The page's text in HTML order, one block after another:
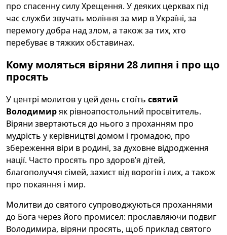
про спасенну силу Хрещення. У деяких церквах під
час служби звучать моління за мир в Україні, за
перемогу добра над злом, а також за тих, хто
перебуває в тяжких обставинах.
Кому моляться віряни 28 липня і про що
просять
У центрі молитов у цей день стоїть святий
Володимиряк рівноапостольний просвітитель.
Віряни звертаються до нього з проханням про
мудрість у керівництві домом і громадою, про
збереження віри в родині, за духовне відродження
нації. Часто просять про здоров’я дітей,
благополуччя сімей, захист від ворогів і лих, а також
про покаяння і мир.
Молитви до святого супроводжуються проханнями
до Бога через його промисел: прославляючи подвиг
Володимира, віряни просять, щоб приклад святого